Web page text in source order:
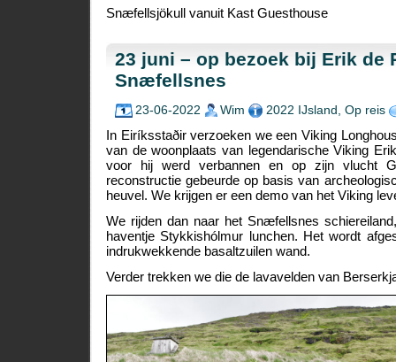
Snæfellsjökull vanuit Kast Guesthouse
23 juni – op bezoek bij Erik de
Snæfellsnes
23-06-2022 Wim 2022 IJsland Op reis
In Eiríksstaðir verzoeken we een Viking
van de woonplaats van legendarische Viking
voor hij werd verbannen en op zijn vlucht
reconstructie gebeurde op basis van
heuvel. We krijgen er een demo van het Viking
We rijden dan naar het Snæfellsnes
haventje Stykkishólmur lunchen. Het wordt
indrukwekkende basaltzuilen wand.
Verder trekken we die de lavavelden van